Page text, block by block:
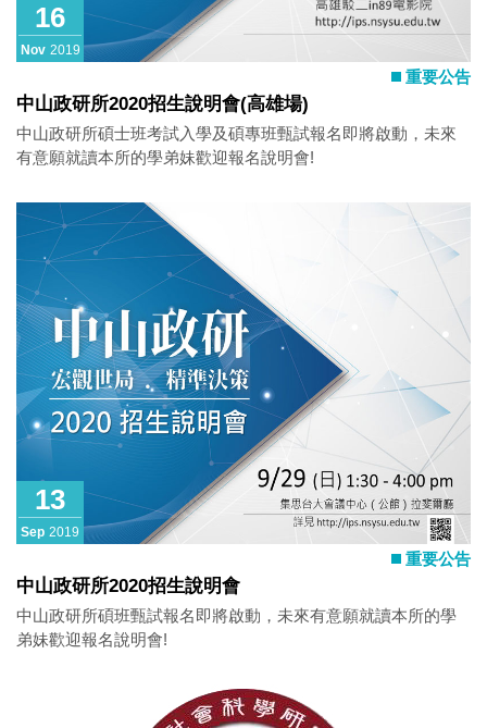
16
Nov 2019
重要公告
中山政研所2020招生說明會(高雄場)
中山政研所碩士班考試入學及碩專班甄試報名即將啟動，未來
有意願就讀本所的學弟妹歡迎報名說明會!
13
Sep 2019
重要公告
中山政研所2020招生說明會
中山政研所碩班甄試報名即將啟動，未來有意願就讀本所的學
弟妹歡迎報名說明會!